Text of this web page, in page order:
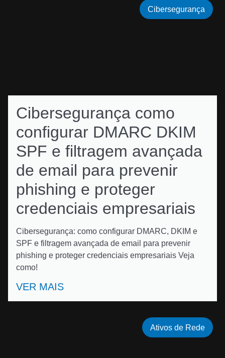
Cibersegurança como
configurar DMARC DKIM
SPF e filtragem avançada
de email para prevenir
phishing e proteger
credenciais empresariais
Cibersegurança: como configurar DMARC, DKIM e
SPF e filtragem avançada de email para prevenir
phishing e proteger credenciais empresariais Veja
como!
VER MAIS
Cibersegurança
Ativos de Rede